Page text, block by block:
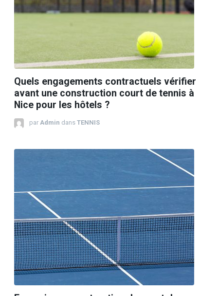
Quels engagements contractuels vérifier
avant une construction court de tennis à
Nice pour les hôtels ?
par Admin dans TENNIS